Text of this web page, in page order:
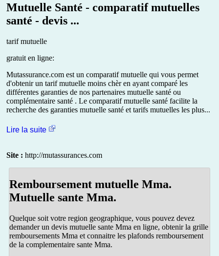
Mutuelle Santé - comparatif mutuelles
santé - devis ...
tarif mutuelle
gratuit en ligne:
Mutassurance.com est un comparatif mutuelle qui vous permet
d'obtenir un tarif mutuelle moins chèr en ayant comparé les
différentes garanties de nos partenaires mutuelle santé ou
complémentaire santé . Le comparatif mutuelle santé facilite la
recherche des garanties mutuelle santé et tarifs mutuelles les plus...
Lire la suite
Site : http://mutassurances.com
Remboursement mutuelle Mma.
Mutuelle sante Mma.
Quelque soit votre region geographique, vous pouvez devez
demander un devis mutuelle sante Mma en ligne, obtenir la grille
remboursements Mma et connaitre les plafonds remboursement
de la complementaire sante Mma.